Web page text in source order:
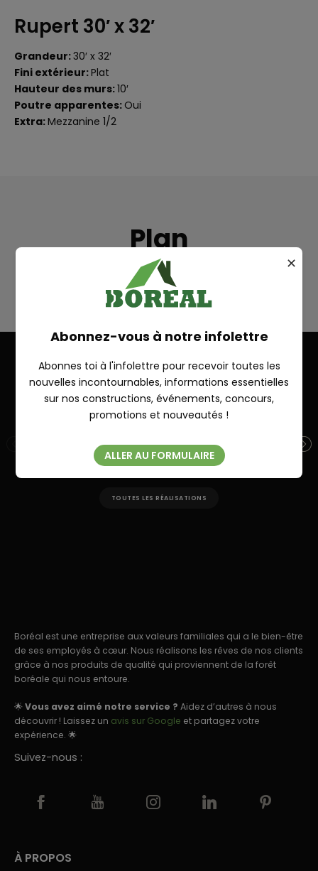
Rupert 30′ x 32′
Grandeur:30′ x 32′
Fini extérieur:Plat
Hauteur des murs:10′
Poutre apparentes: Oui
Extra:Mezzanine 1/2
Plan
Autres réalisations
PORTNEUF 28′ X 28′
TOUTES LES RÉALISATIONS
Abonnez-vous à notre infolettre
Abonnes toi à l'infolettre pour recevoir toutes les
nouvelles incontournables, informations essentielles
sur nos constructions, événements, concours,
promotions et nouveautés !
ALLER AU FORMULAIRE
✕
Boréal est une entreprise aux valeurs familiales qui a le bien-être
de ses employés à cœur. Nous réalisons les rêves de nos clients
grâce à nos produits de qualité qui proviennent de la forêt
boréale qui nous entoure.
🌟Vous avez aimé notre service ? Aidez d’autres à nous
découvrir ! Laissez un avis sur Google et partagez votre
expérience. 🌟
Suivez-nous :
À PROPOS
Fermer